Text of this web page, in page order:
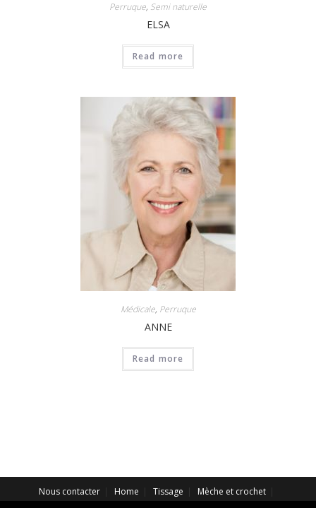
Perruque, Semi naturelle
ELSA
Read more
Médicale, Perruque
ANNE
Read more
Nous contacter Home Tissage
Mèche et crochet